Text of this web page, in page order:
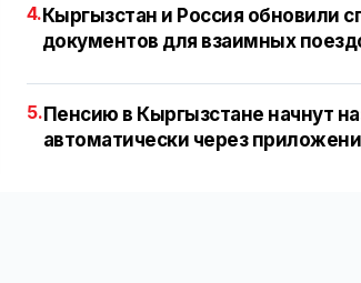
4.Кыргызстан и Россия обновили
документов для взаимных
5.Пенсию в Кыргызстане начнут
автоматически через